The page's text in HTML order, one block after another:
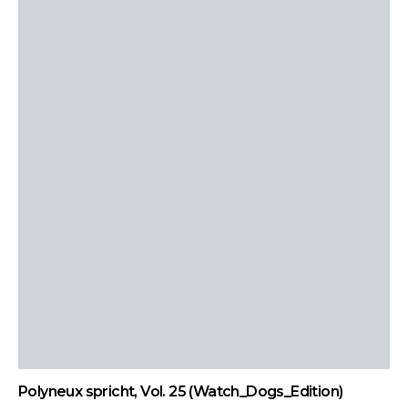
Polyneux spricht, Vol. 25 (Watch_Dogs_Edition)